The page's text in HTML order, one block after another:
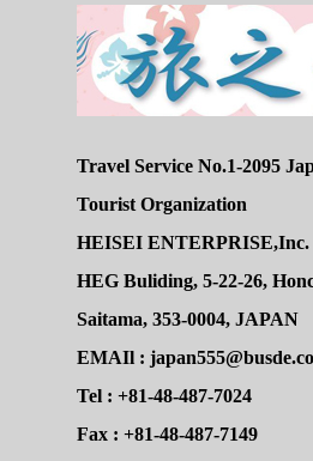
Travel Service No.1-2095
Tourist Organization
HEISEI ENTERPRISE,Inc.
HEG Buliding, 5-22-26,
Saitama, 353-0004, JAPAN
EMAIl :
Tel : +81-48-487-7024
Fax : +81-48-487-7149